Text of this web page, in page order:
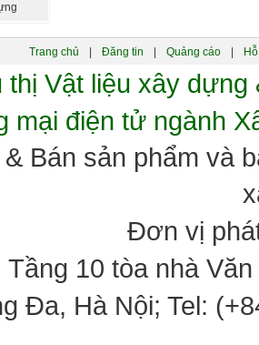
Trang chủ Đăng tin Quảng cáo
Vật liệu xây
mại điện tử ngành
Bán sản phẩm và
Đơn vị
10 tòa nhà
Đa, Hà Nội; Tel: